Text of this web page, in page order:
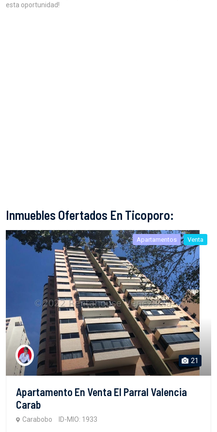
esta oportunidad!
Inmuebles Ofertados En Ticoporo:
Apartamentos Venta
21
Apartamento En Venta El Parral Valencia
Carab
Carabobo ID-MIO: 1933